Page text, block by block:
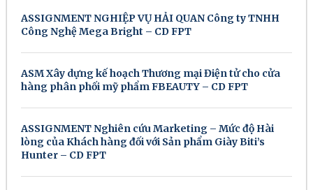
ASSIGNMENT NGHIỆP VỤ HẢI QUAN Công ty TNHH
Công Nghệ Mega Bright – CD FPT
ASM Xây dựng kế hoạch Thương mại Điện tử cho cửa
hàng phân phối mỹ phẩm FBEAUTY – CD FPT
ASSIGNMENT Nghiên cứu Marketing – Mức độ Hài
lòng của Khách hàng đối với Sản phẩm Giày Biti’s
Hunter – CD FPT